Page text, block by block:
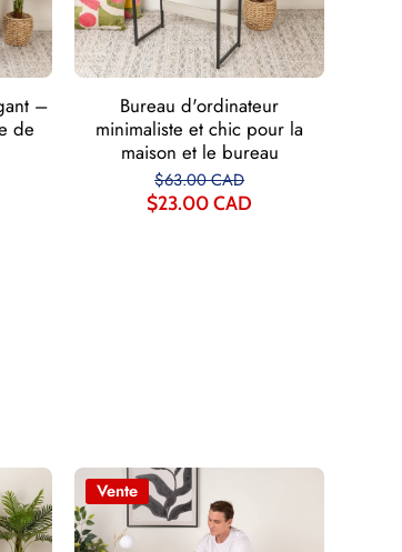
–
de
Bureau d'ordinateur
minimaliste et chic pour la
maison et le bureau
$63.00 CAD
$23.00 CAD
Vente